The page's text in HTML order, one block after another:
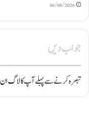
06/08/2026
جواب دیں
تبصرہ کرنے سے پہلے آپ کالاگ ان